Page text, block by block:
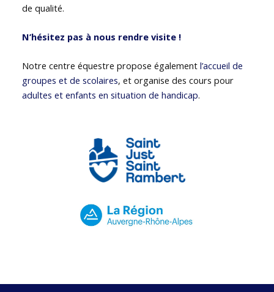
de qualité.
N’hésitez pas à nous rendre visite !
Notre centre équestre propose égalementl’accueil de
groupes et de scolaires, et organise des cours pour
adultes et enfants en situation de handicap.